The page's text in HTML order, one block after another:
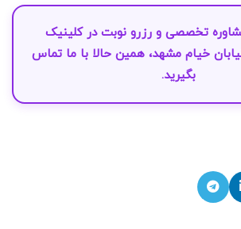
تخصصی ورزرو نوبتدرکلینیک
خیام مشهد، همین حالا با ما تماس
بگیرید.